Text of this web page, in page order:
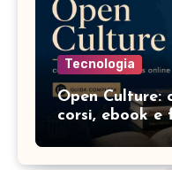
Tecnologia
Open Culture:
corsi, ebook e